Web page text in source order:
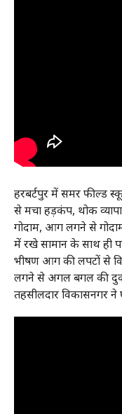
हरबर्टपुर में समर फील्ड
से मचा हड़कंप, थोक
गोदाम, आग लगने से
में रखे सामान के साथ ही
भीषण आग की लपटों से
लगने से अगल बगल की
तहसीलदार विकासनगर ने